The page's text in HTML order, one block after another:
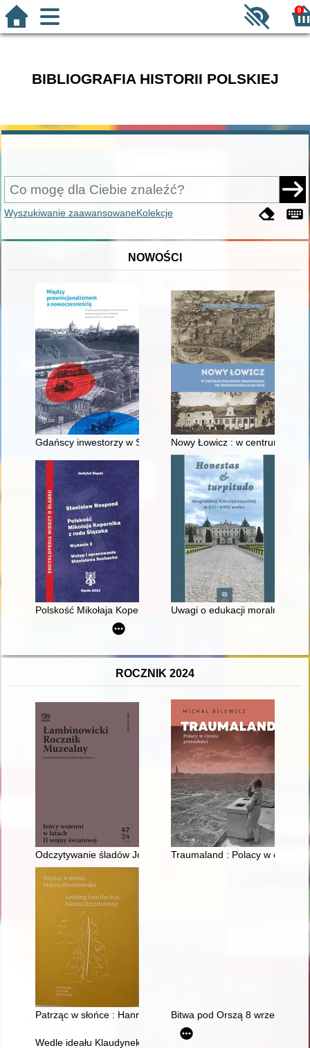
0
BIBLIOGRAFIA HISTORII POLSKIEJ
Wyszukiwanie zaawansowaneKolekcje
NOWOŚCI
Gdańscy inwestorzy w Sopocie : prestiż finansowy i
Nowy Łowicz : w centrum
Polskość Mikołaja Kopernika z rodu ŚlązakaUwagi o edukacji moralnej
ROCZNIK 2024
Odczytywanie śladów Józefa Owsianego - Sybiraka i jeńca
Traumaland : Polacy w cieniu
Patrząc w słońce : Hanna Orzechowska = Looking into the
Bitwa pod Orszą 8 września
Wedle ideału Klaudynek..." : wizerunek